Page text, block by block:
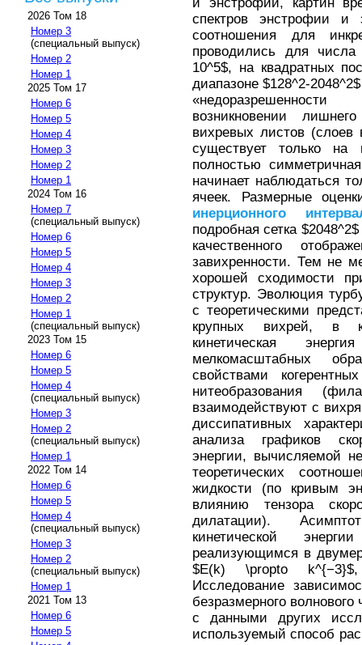
2026 Том 18
Номер 3
(специальный выпуск)
Номер 2
Номер 1
2025 Том 17
Номер 6
Номер 5
Номер 4
Номер 3
Номер 2
Номер 1
2024 Том 16
Номер 7
(специальный выпуск)
Номер 6
Номер 5
Номер 4
Номер 3
Номер 2
Номер 1
(специальный выпуск)
2023 Том 15
Номер 6
Номер 5
Номер 4
(специальный выпуск)
Номер 3
Номер 2
(специальный выпуск)
Номер 1
2022 Том 14
Номер 6
Номер 5
Номер 4
(специальный выпуск)
Номер 3
Номер 2
(специальный выпуск)
Номер 1
2021 Том 13
Номер 6
Номер 5
спектров энстрофии и
соотношения для
проводились для
10^5$, на квадратных
диапазоне $128^2-
возникновении
вихревых листов (слоев
существует только на
полностью
начинает наблюдаться
ячеек. Размерные
инерционного
подробная сетка
качественного
завихренности. Тем не
хорошей сходимости
структур. Эволюция
с теоретическими
крупных вихрей, в
кинетическая
мелкомасштабных
свойствами
нитеобразования
взаимодействуют с
диссипативных
анализа графиков
энергии, вычисляемой
теоретических
жидкости (по кривым
влиянию тензора
дилатации).
кинетической
реализующимся в
$E(k) \propto
Исследование
безразмерного
с данными других
используемый способ